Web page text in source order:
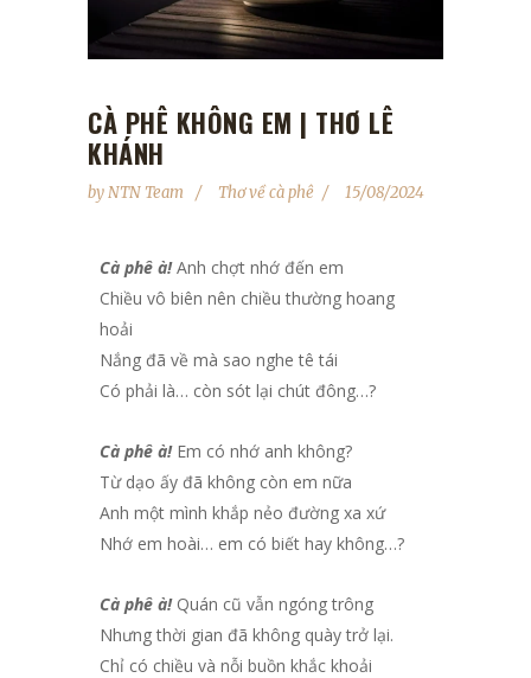
CÀ PHÊ KHÔNG EM | THƠ LÊ
KHÁNH
byNTN Team Thơ về cà phê 15/08/2024
Cà phê à!Anh chợt nhớ đến em
Chiều vô biên nên chiều thường hoang
hoải
Nắng đã về mà sao nghe tê tái
Có phải là… còn sót lại chút đông…?
Cà phê à!Em có nhớ anh không?
Từ dạo ấy đã không còn em nữa
Anh một mình khắp nẻo đường xa xứ
Nhớ em hoài… em có biết hay không…?
Cà phê à!Quán cũ vẫn ngóng trông
Nhưng thời gian đã không quày trở lại.
Chỉ có chiều và nỗi buồn khắc khoải